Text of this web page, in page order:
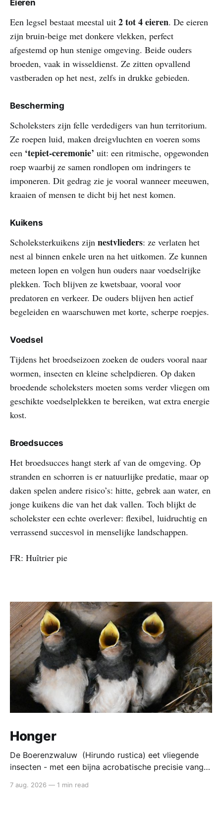
Eieren
Een legsel bestaat meestal uit 2 tot 4 eieren. De eieren
zijn bruin‑beige met donkere vlekken, perfect
afgestemd op hun stenige omgeving. Beide ouders
broeden, vaak in wisseldienst. Ze zitten opvallend
vastberaden op het nest, zelfs in drukke gebieden.
Bescherming
Scholeksters zijn felle verdedigers van hun territorium.
Ze roepen luid, maken dreigvluchten en voeren soms
een ‘tepiet‑ceremonie’ uit: een ritmische, opgewonden
roep waarbij ze samen rondlopen om indringers te
imponeren. Dit gedrag zie je vooral wanneer meeuwen,
kraaien of mensen te dicht bij het nest komen.
Kuikens
Scholeksterkuikens zijn nestvlieders: ze verlaten het
nest al binnen enkele uren na het uitkomen. Ze kunnen
meteen lopen en volgen hun ouders naar voedselrijke
plekken. Toch blijven ze kwetsbaar, vooral voor
predatoren en verkeer. De ouders blijven hen actief
begeleiden en waarschuwen met korte, scherpe roepjes.
Voedsel
Tijdens het broedseizoen zoeken de ouders vooral naar
wormen, insecten en kleine schelpdieren. Op daken
broedende scholeksters moeten soms verder vliegen om
geschikte voedselplekken te bereiken, wat extra energie
kost.
Broedsucces
Het broedsucces hangt sterk af van de omgeving. Op
stranden en schorren is er natuurlijke predatie, maar op
daken spelen andere risico’s: hitte, gebrek aan water, en
jonge kuikens die van het dak vallen. Toch blijkt de
scholekster een echte overlever: flexibel, luidruchtig en
verrassend succesvol in menselijke landschappen.
FR: Huîtrier pie
Honger
De Boerenzwaluw (Hirundo rustica) eet vliegende
insecten - met een bijna acrobatische precisie vangt
De boerenzwaluw jaagt altijd in de lucht. Zijn hele
7 aug. 2026 — 1 min read